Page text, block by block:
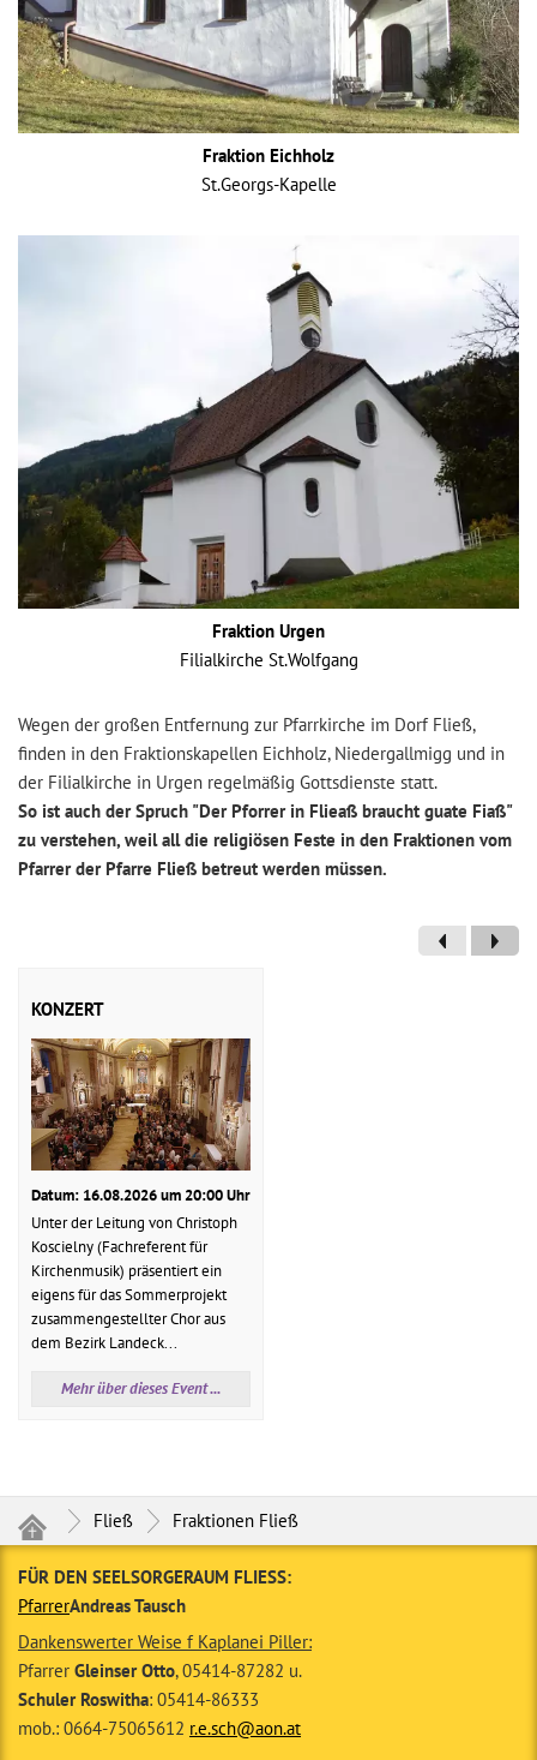
Fraktion Eichholz
St.Georgs-Kapelle
Fraktion Urgen
Filialkirche St.Wolfgang
Wegen der großen Entfernung zur Pfarrkirche im Dorf Fließ,
finden in den Fraktionskapellen Eichholz, Niedergallmigg und in
der Filialkirche in Urgen regelmäßig Gottsdienste statt.
So ist auch der Spruch "Der Pforrer in Flieaß braucht guate Fiaß"
zu verstehen, weil all die religiösen Feste in den Fraktionen vom
Pfarrer der Pfarre Fließ betreut werden müssen.
KONZERT
Datum: 16.08.2026 um 20:00 Uhr
Unter der Leitung von Christoph
Koscielny (Fachreferent für
Kirchenmusik) präsentiert ein
eigens für das Sommerprojekt
zusammengestellter Chor aus
dem Bezirk Landeck...
Mehr über dieses Event ...
Fließ Fraktionen Fließ
FÜR DEN SEELSORGERAUM FLIESS:
PfarrerAndreas Tausch
Dankenswerter Weise f Kaplanei Piller:
Pfarrer Gleinser Otto, 05414-87282 u.
Schuler Roswitha: 05414-86333
mob.: 0664-75065612 r.e.sch@aon.at